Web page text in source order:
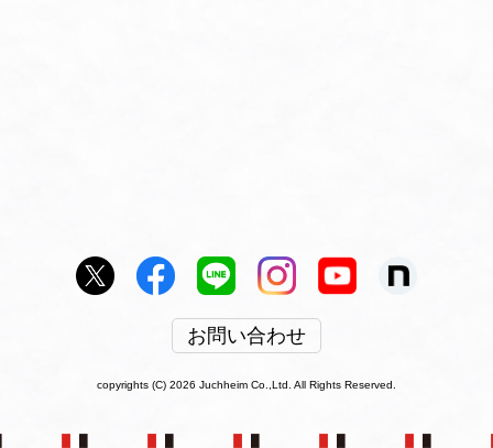
お問い合わせ
copyrights (C) 2026 Juchheim Co.,Ltd. All Rights Reserved.